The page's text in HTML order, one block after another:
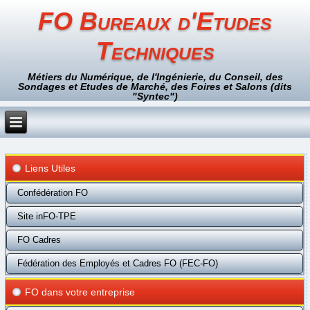
FO Bureaux d'Etudes
Techniques
Métiers du Numérique, de l'Ingénierie, du Conseil, des
Sondages et Etudes de Marché, des Foires et Salons (dits
"Syntec")
Liens Utiles
Confédération FO
Site inFO-TPE
FO Cadres
Fédération des Employés et Cadres FO (FEC-FO)
FO dans votre entreprise